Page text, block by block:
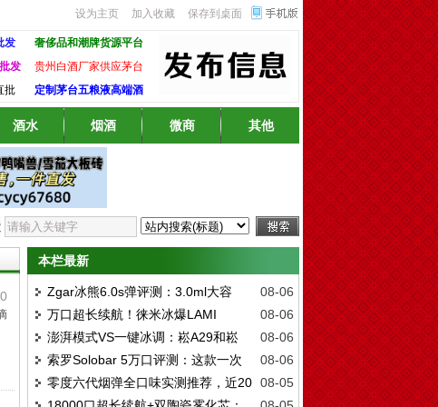
设为主页 加入收藏 保存到桌面
发
奢侈品和潮牌货源平台
发
贵州白酒厂家供应茅台
批 定制茅台五粮液高端酒
酒水 烟酒 微商 其他
本栏最新
08-06
Zgar冰熊6.0s弹评测：3.0ml大容
量，悦刻全系通用，真的香吗？
08-06
万口超长续航！徕米冰爆LAMI
TURBO实测：模式冰感有多强？
08-06
澎湃模式VS一键冰调：崧A29和崧
A38的终极对决，谁是黑科技之王？
08-06
索罗Solobar 5万口评测：这款一次
性值得调整甜度和冰度吗？
08-05
零度六代烟弹全口味实测推荐，近20